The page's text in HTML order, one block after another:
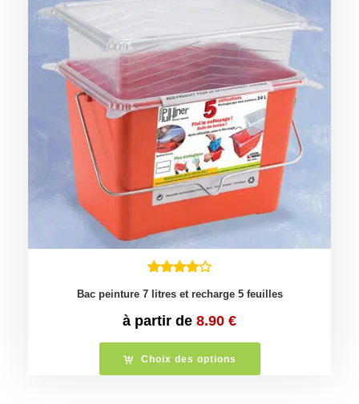
Bac peinture 7 litres et recharge 5 feuilles
à partir de 8.90 €
Choix des options